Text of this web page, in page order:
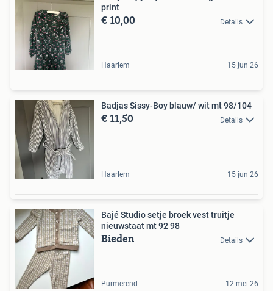
print
€ 10,00 Details
Haarlem 15 jun 26
Badjas Sissy-Boy blauw/ wit mt 98/104
€ 11,50 Details
Haarlem 15 jun 26
Bajé Studio setje broek vest truitje
nieuwstaat mt 92 98
Bieden Details
Purmerend 12 mei 26